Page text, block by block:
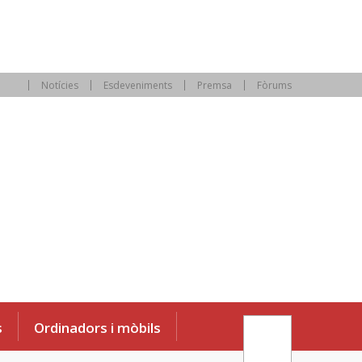
Notícies Esdeveniments Premsa Fòrums
Ordinadors i mòbils